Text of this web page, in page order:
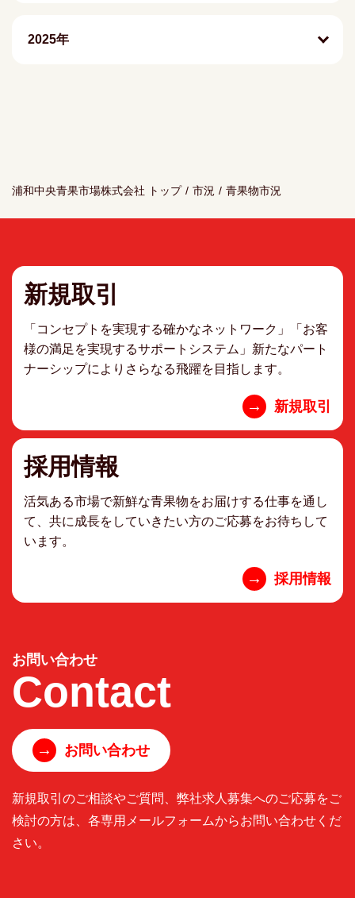
2025年
浦和中央青果市場株式会社 トップ / 市況 / 青果物市況
新規取引
「コンセプトを実現する確かなネットワーク」「お客
様の満足を実現するサポートシステム」新たなパート
ナーシップによりさらなる飛躍を目指します。
→ 新規取引
採用情報
活気ある市場で新鮮な青果物をお届けする仕事を通し
て、共に成長をしていきたい方のご応募をお待ちして
います。
→ 採用情報
お問い合わせ
Contact
→ お問い合わせ
新規取引のご相談やご質問、弊社求人募集へのご応募をご
検討の方は、各専用メールフォームからお問い合わせくだ
さい。